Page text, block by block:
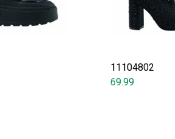
11104802
69.99